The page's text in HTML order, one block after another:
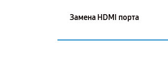
Замена HDMI порта